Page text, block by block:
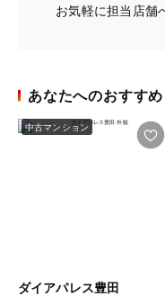
お気軽に担当店舗
あなたへのおすすめ
中古マンション
ダイアパレス豊田